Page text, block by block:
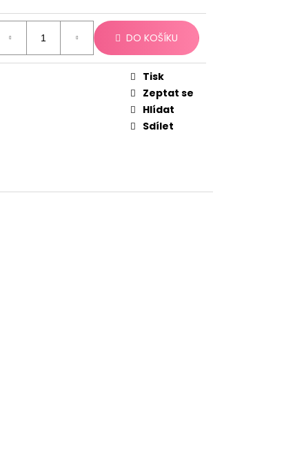
DO KOŠÍKU
Tisk
Zeptat se
Hlídat
Sdílet